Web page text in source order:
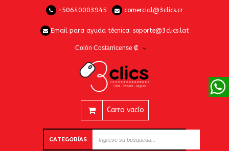
+50640003945 comercial@3clics.cr
Email para ayuda técnica: soporte@3clics.lat
Colón Costarricense ₡
Carro vacío
CATEGORÍAS